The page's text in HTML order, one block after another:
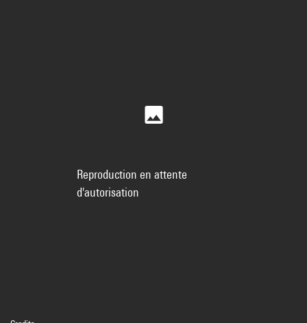
Reproduction en attente
d'autorisation